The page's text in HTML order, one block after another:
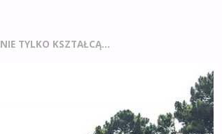
TYLKO KSZTAŁCĄ…